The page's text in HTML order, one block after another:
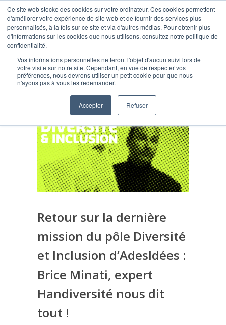
Ce site web stocke des cookies sur votre ordinateur. Ces cookies permettent
d'améliorer votre expérience de site web et de fournir des services plus
personnalisés, à la fois sur ce site et via d'autres médias. Pour obtenir plus
d'informations sur les cookies que nous utilisons, consultez notre politique de
confidentialité.
Vos informations personnelles ne feront l'objet d'aucun suivi lors de
votre visite sur notre site. Cependant, en vue de respecter vos
préférences, nous devrons utiliser un petit cookie pour que nous
n'ayons pas à vous les redemander.
Accepter Refuser
Blog
Retour sur la dernière
mission du pôle Diversité
et Inclusion d’AdesIdées :
Brice Minati, expert
Handiversité nous dit
tout !